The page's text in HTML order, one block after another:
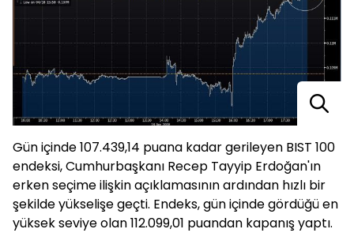
Gün içinde 107.439,14 puana kadar gerileyen BIST 100
endeksi, Cumhurbaşkanı Recep Tayyip Erdoğan'ın
erken seçime ilişkin açıklamasının ardından hızlı bir
şekilde yükselişe geçti. Endeks, gün içinde gördüğü en
yüksek seviye olan 112.099,01 puandan kapanış yaptı.